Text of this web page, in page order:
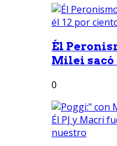
Él
Milei sacó
0